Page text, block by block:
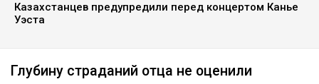
Казахстанцев предупредили перед концертом Канье
Уэста
Глубину страданий отца не оценили